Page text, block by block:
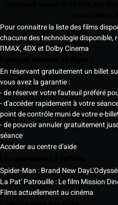
Pour connaitre la liste des films
chacune des technologie disponible,
l'IMAX, 4DX et Dolby Cinema
En réservant gratuitement un billet
vous avez la garantie :
- de réserver votre fauteuil préféré
- d'accéder rapidement à votre
point de contrôle muni de votre e-
- de pouvoir annuler gratuitement
séance
Accéder au centre d'aide
Spider-Man : Brand New Day
La Pat' Patrouille : Le film Mission
Films actuellement au cinéma